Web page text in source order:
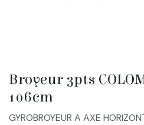
Broyeur 3pts
106cm
GYROBROYEUR A AXE